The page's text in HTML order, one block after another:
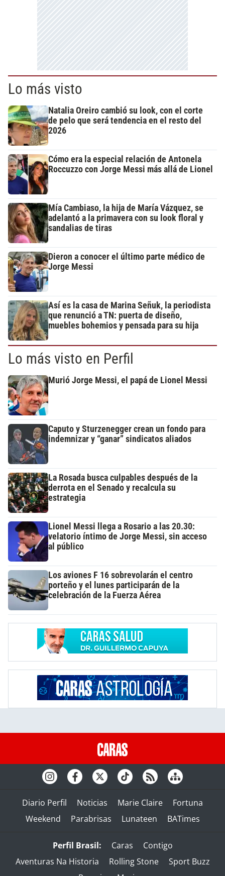
Lo más visto
Natalia Oreiro cambió su look, con el corte
de pelo que será tendencia en el resto del
2026
Cómo era la especial relación de Antonela
Roccuzzo con Jorge Messi más allá de Lionel
Mía Cambiaso, la hija de María Vázquez, se
adelantó a la primavera con su look floral y
sandalias de tiras
Dieron a conocer el último parte médico de
Jorge Messi
Así es la casa de Marina Señuk, la periodista
que renunció a TN: puerta de diseño,
muebles bohemios y pensada para su hija
Lo más visto en Perfil
Murió Jorge Messi, el papá de Lionel Messi
Caputo y Sturzenegger crean un fondo para
indemnizar y “ganar” sindicatos aliados
La Rosada busca culpables después de la
derrota en el Senado y recalcula su
estrategia
Lionel Messi llega a Rosario a las 20.30:
velatorio íntimo de Jorge Messi, sin acceso
al público
Los aviones F 16 sobrevolarán el centro
porteño y el lunes participarán de la
celebración de la Fuerza Aérea
Diario Perfil Noticias Marie Claire
Fortuna
Weekend
Parabrisas Lunateen BATimes
Perfil Brasil: Caras
Contigo
Aventuras Na Historia
Rolling Stone
Sport Buzz